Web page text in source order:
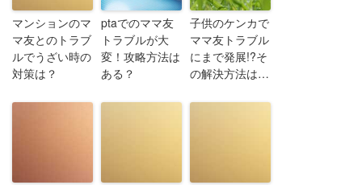
マンションのマ
マ友とのトラブ
ルでうざい時の
対策は？
ptaでのママ友
トラブルが大
変！攻略方法は
ある？
子供のケンカで
ママ友トラブル
にまで発展!?そ
の解決方法は…